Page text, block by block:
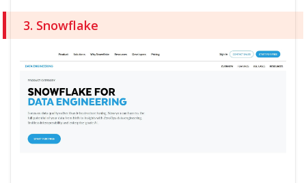
3. Snowflake